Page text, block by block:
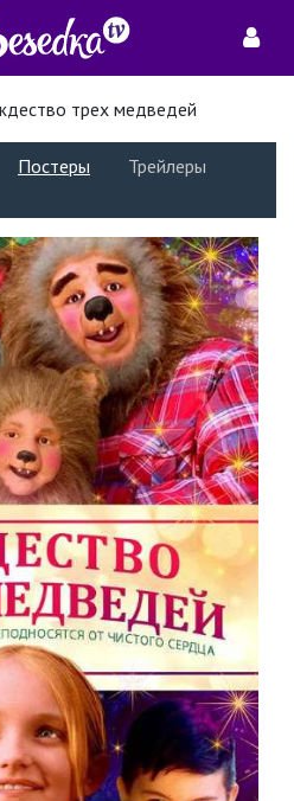
трех медведей
Постеры
Трейлеры